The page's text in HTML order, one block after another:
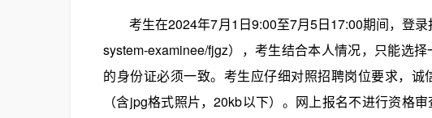
考生在2024年7月1日9:00至7月5日17:00期间，登录
system-examinee/fjgz），考生结合本人情况，只能选
的身份证必须一致。考生应仔细对照招聘岗位要求，
（含jpg格式照片，20kb以下）。网上报名不进行资格